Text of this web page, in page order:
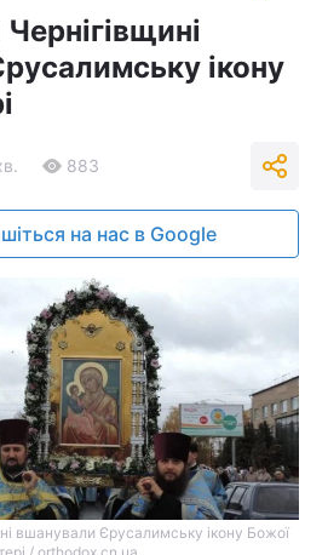
ікону
883
на нас в Google
вшанували Єрусалимську ікону Божої